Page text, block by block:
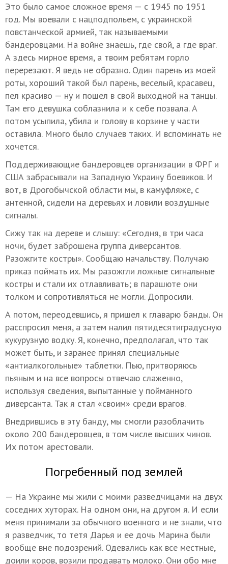
Это было самое сложное время — с 1945 по 1951
год. Мы воевали с нацподпольем, с украинской
повстанческой армией, так называемыми
бандеровцами. На войне знаешь, где свой, а где враг.
А здесь мирное время, а твоим ребятам горло
перерезают. Я ведь не образно. Один парень из моей
роты, хороший такой был парень, веселый, красавец,
пел красиво — ну и пошел в свой выходной на танцы.
Там его девушка соблазнила и к себе позвала. А
потом усыпила, убила и голову в корзине у части
оставила. Много было случаев таких. И вспоминать не
хочется.
Поддерживающие бандеровцев организации в ФРГ и
США забрасывали на Западную Украину боевиков. И
вот, в Дрогобычской области мы, в камуфляже, с
антенной, сидели на деревьях и ловили воздушные
сигналы.
Сижу так на дереве и слышу: «Сегодня, в три часа
ночи, будет заброшена группа диверсантов.
Разожгите костры». Сообщаю начальству. Получаю
приказ поймать их. Мы разожгли ложные сигнальные
костры и стали их отлавливать; в парашюте они
толком и сопротивляться не могли. Допросили.
А потом, переодевшись, я пришел к главарю банды. Он
расспросил меня, а затем налил пятидесятиградусную
кукурузную водку. Я, конечно, предполагал, что так
может быть, и заранее принял специальные
«антиалкогольные» таблетки. Пью, притворяюсь
пьяным и на все вопросы отвечаю слаженно,
используя сведения, выпытанные у пойманного
диверсанта. Так я стал «своим» среди врагов.
Внедрившись в эту банду, мы смогли разоблачить
около 200 бандеровцев, в том числе высших чинов.
Их потом арестовали.
Погребенный под землей
— На Украине мы жили с моими разведчицами на двух
соседних хуторах. На одном они, на другом я. И если
меня принимали за обычного военного и не знали, что
я разведчик, то тетя Дарья и ее дочь Марина были
вообще вне подозрений. Одевались как все местные,
доили коров, возили продавать молоко. Они обо мне